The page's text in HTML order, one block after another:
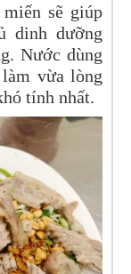
sẽ giúp
dinh dưỡng
Nước dùng
vừa lòng
tính nhất.